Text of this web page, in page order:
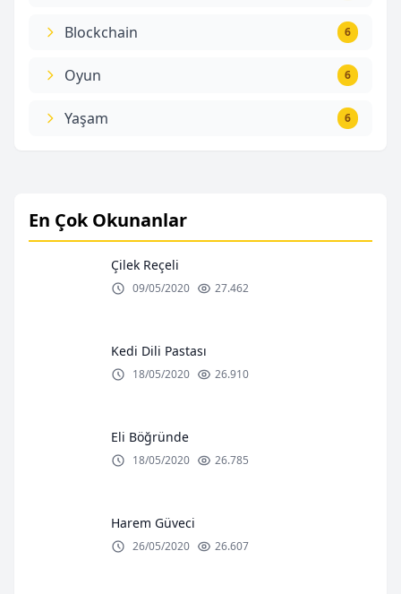
Blockchain 6
Oyun 6
Yaşam 6
En Çok Okunanlar
Çilek Reçeli
09/05/2020 27.462
Kedi Dili Pastası
18/05/2020 26.910
Eli Böğründe
18/05/2020 26.785
Harem Güveci
26/05/2020 26.607